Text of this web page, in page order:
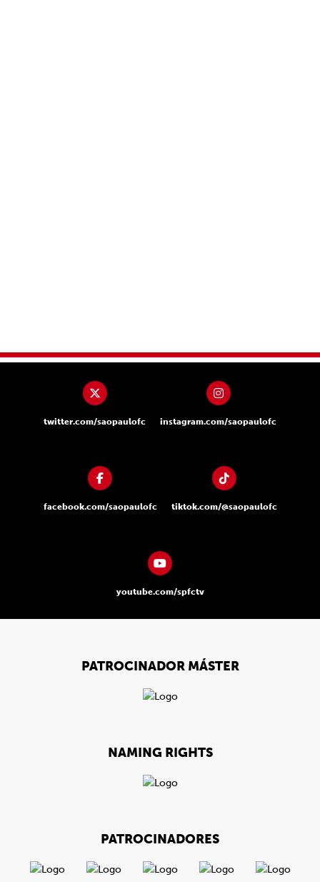
twitter.com/saopaulofc instagram.com/saopaulofc
facebook.com/saopaulofc tiktok.com/@saopaulofc
youtube.com/spfctv
PATROCINADOR MÁSTER
NAMING RIGHTS
PATROCINADORES